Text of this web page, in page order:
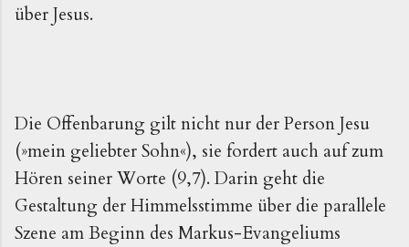
über Jesus.
Die Offenbarung gilt nicht nur der Person Jesu
(»mein geliebter Sohn«), sie fordert auch auf zum
Hören seiner Worte (9,7). Darin geht die
Gestaltung der Himmelsstimme über die parallele
Szene am Beginn des Markus-Evangeliums